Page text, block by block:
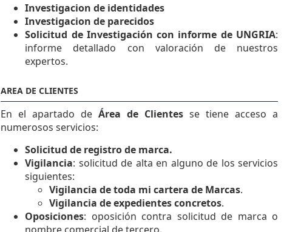
Investigacion de identidades
Investigacion de parecidos
Solicitud de Investigación con informe de UNGRIA:
informe detallado con valoración de nuestros
expertos.
AREA DE CLIENTES
En el apartado deÁrea de Clientes se tiene acceso a
numerosos servicios:
Solicitud de registro de marca.
Vigilancia: solicitud de alta en alguno de los servicios
siguientes:
Vigilancia de toda mi cartera de Marcas.
Vigilancia de expedientes concretos.
Oposiciones: oposición contra solicitud de marca o
nombre comercial de tercero.